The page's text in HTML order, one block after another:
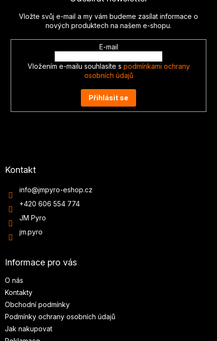
Vložte svůj e-mail a my vám budeme zasílat informace o
nových produktech na našem e-shopu.
E-mail
Vložením e-mailu souhlasíte s podmínkami ochrany
osobních údajů
Přihlásit se
Kontakt
info@jmpyro-eshop.cz
+420 606 554 774
JM Pyro
jm.pyro
Informace pro vás
O nás
Kontakty
Obchodní podmínky
Podmínky ochrany osobních údajů
Jak nakupovat